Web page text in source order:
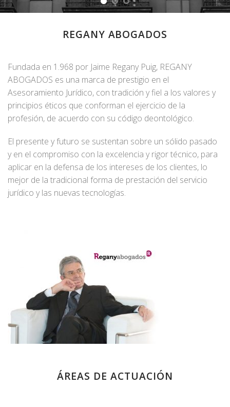
REGANY ABOGADOS
Fundada en 1.968 por Jaime Regany Puig, REGANY
ABOGADOS es una marca de prestigio en el
Asesoramiento Jurídico, con tradición y fiel a los valores y
principios éticos que conforman el ejercicio de la
profesión, de acuerdo con su código deontológico.
El presente y futuro se sustentan sobre un sólido pasado
y en el compromiso con la excelencia y rigor técnico, para
aplicar en la defensa de los intereses de los clientes, lo
mejor de la tradicional forma de prestación del servicio
jurídico y las nuevas tecnologías.
ÁREAS DE ACTUACIÓN